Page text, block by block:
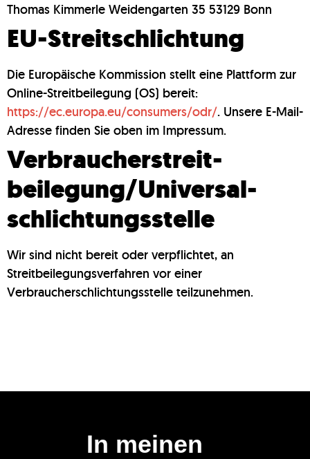
Thomas Kimmerle Weidengarten 35 53129 Bonn
EU-Streitschlichtung
Die Europäische Kommission stellt eine Plattform zur
Online-Streitbeilegung (OS) bereit:
https://ec.europa.eu/consumers/odr/. Unsere E-Mail-
Adresse finden Sie oben im Impressum.
Verbraucher­streit­
beilegung/Universal­
schlichtungs­stelle
Wir sind nicht bereit oder verpflichtet, an
Streitbeilegungsverfahren vor einer
Verbraucherschlichtungsstelle teilzunehmen.
In meinen